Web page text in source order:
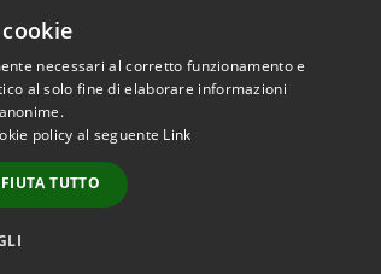
sulla videosorveglianza
Copyright © 2026 • Comune di Taranto • Powered by
necessari al corretto funzionamento e
al solo fine di elaborare informazioni
policy al seguente Link
TUTTO